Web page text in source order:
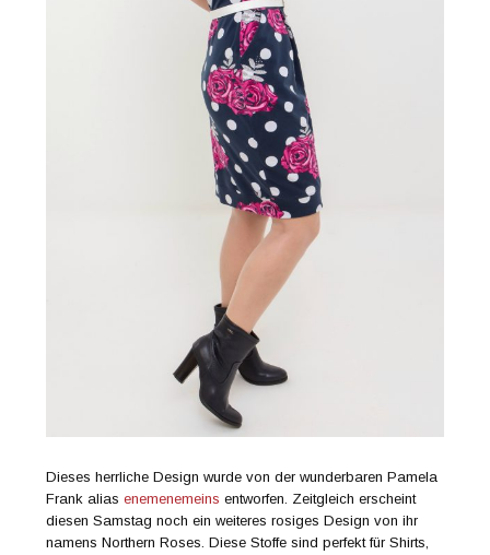
Dieses herrliche Design wurde von der wunderbaren Pamela
Frank aliasenemenemeins entworfen. Zeitgleich erscheint
diesen Samstag noch ein weiteres rosiges Design von ihr
namens Northern Roses. Diese Stoffe sind perfekt für Shirts,